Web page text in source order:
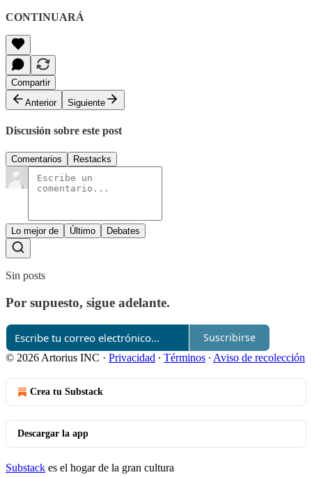
CONTINUARÁ
Compartir
Anterior
Siguiente
Discusión sobre este post
Comentarios Restacks
Lo mejor de Último Debates
Sin posts
Por supuesto, sigue adelante.
Suscribirse
© 2026 Artorius INC · Privacidad ∙ Términos ∙ Aviso de recolección
Crea tu Substack
Descargar la app
Substack es el hogar de la gran cultura